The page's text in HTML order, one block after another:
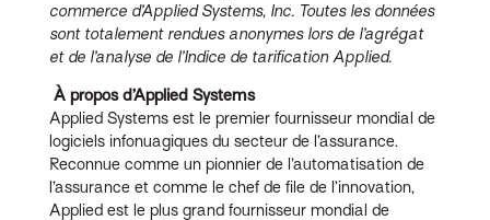
commerce d’Applied Systems, Inc. Toutes les données
sont totalement rendues anonymes lors de l’agrégat
et de l’analyse de l’Indice de tarification Applied.
À propos d’Applied Systems
Applied Systems est le premier fournisseur mondial de
logiciels infonuagiques du secteur de l’assurance.
Reconnue comme un pionnier de l’automatisation de
l’assurance et comme le chef de file de l’innovation,
Applied est le plus grand fournisseur mondial de